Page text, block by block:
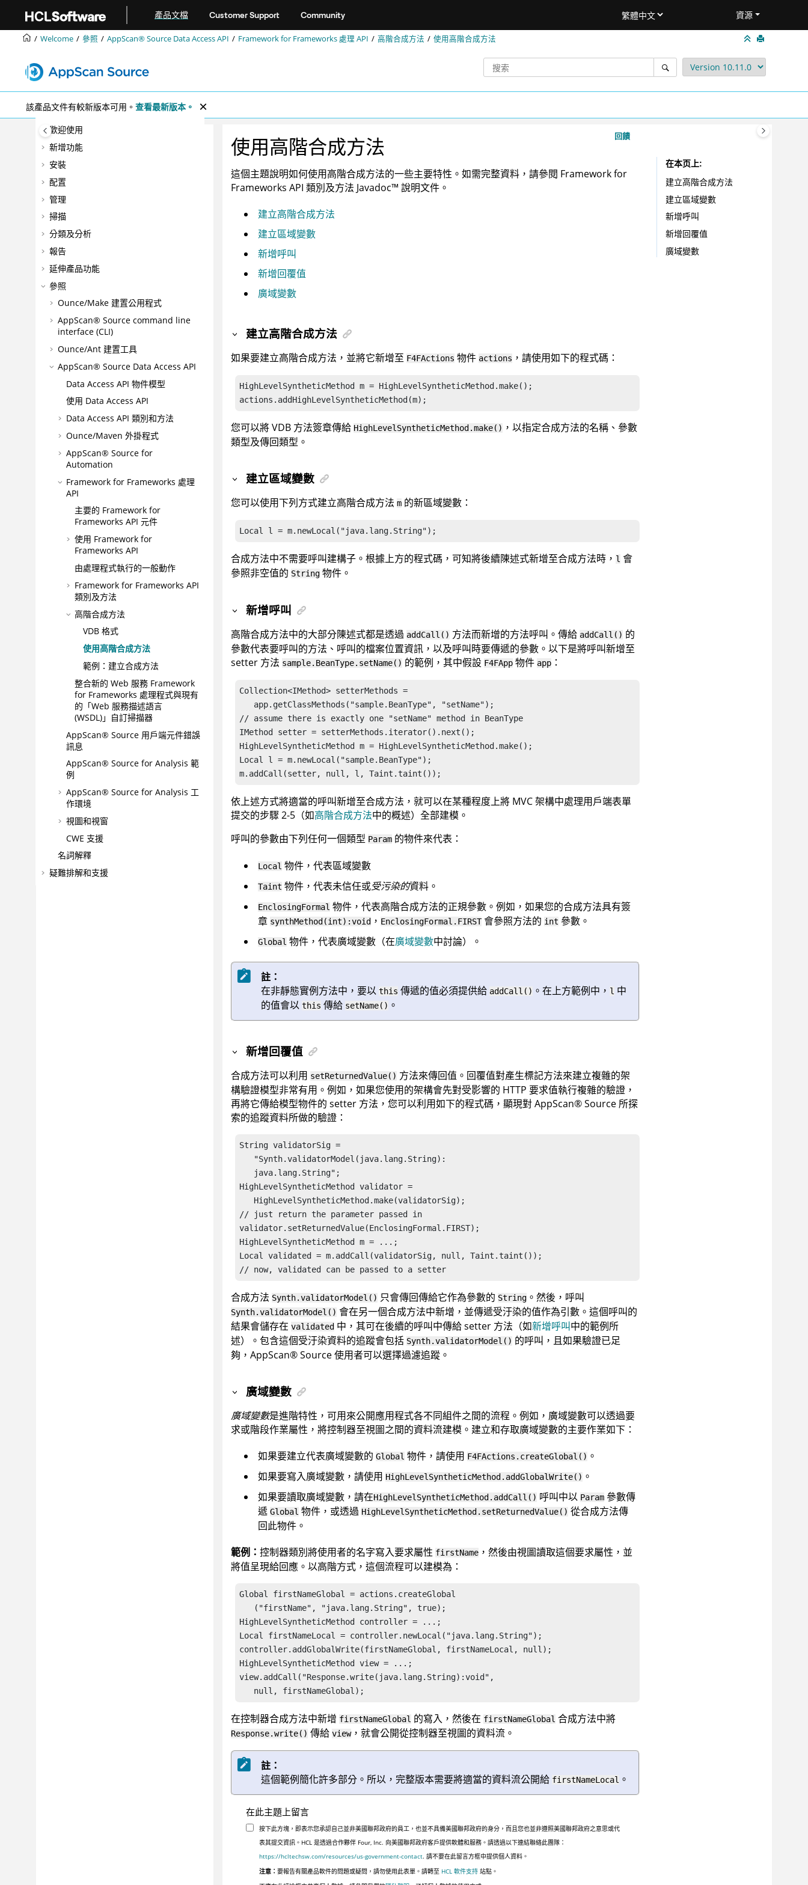
產品文檔 Customer Support Community 資源
Welcome 參照 AppScan® Source Data Access API Framework for Frameworks 處理 API 高階合成方法 使用高階合成方法
該產品文件有較新版本可用。 查看最新版本。
歡迎使用
新增功能
安裝
配置
管理
掃描
分類及分析
報告
延伸產品功能
參照
Ounce/Make 建置公用程式
AppScan® Source command line
interface (CLI)
Ounce/Ant 建置工具
AppScan® Source Data Access API
Data Access API 物件模型
使用 Data Access API
Data Access API 類別和方法
Ounce/Maven 外掛程式
AppScan® Source for
Automation
Framework for Frameworks 處理
API
主要的 Framework for
Frameworks API 元件
使用 Framework for
Frameworks API
由處理程式執行的一般動作
Framework for Frameworks API
類別及方法
高階合成方法
VDB 格式
使用高階合成方法
範例：建立合成方法
整合新的 Web 服務 Framework
for Frameworks 處理程式與現有
的「Web 服務描述語言
(WSDL)」自訂掃描器
AppScan® Source 用戶端元件錯誤
訊息
AppScan® Source for Analysis 範
例
AppScan® Source for Analysis 工
作環境
視圖和視窗
CWE 支援
名詞解釋
疑難排解和支援
回饋
使用高階合成方法
這個主題說明如何使用高階合成方法的一些主要特性。如需完整資料，請參閱 Framework for
Frameworks API 類別及方法 Javadoc™ 說明文件。
建立高階合成方法
建立區域變數
新增呼叫
新增回覆值
廣域變數
建立高階合成方法
如果要建立高階合成方法，並將它新增至 F4FActions 物件 actions ，請使用如下的程式碼：
HighLevelSyntheticMethod m = HighLevelSyntheticMethod.make();
actions.addHighLevelSyntheticMethod(m);
您可以將 VDB 方法簽章傳給 HighLevelSyntheticMethod.make() ，以指定合成方法的名稱、參數
類型及傳回類型。
建立區域變數
您可以使用下列方式建立高階合成方法 m的新區域變數：
Local l = m.newLocal("java.lang.String");
合成方法中不需要呼叫建構子。根據上方的程式碼，可知將後續陳述式新增至合成方法時， l會
參照非空值的 String物件。
新增呼叫
高階合成方法中的大部分陳述式都是透過 addCall() 方法而新增的方法呼叫。傳給 addCall() 的
參數代表要呼叫的方法、呼叫的檔案位置資訊，以及呼叫時要傳遞的參數。以下是將呼叫新增至
setter 方法 sample.BeanType.setName() 的範例，其中假設 F4FApp物件 app：
Collection<IMethod> setterMethods =
   app.getClassMethods("sample.BeanType", "setName");
// assume there is exactly one "setName" method in BeanType
IMethod setter = setterMethods.iterator().next();
HighLevelSyntheticMethod m = HighLevelSyntheticMethod.make();
Local l = m.newLocal("sample.BeanType");
m.addCall(setter, null, l, Taint.taint());
依上述方式將適當的呼叫新增至合成方法，就可以在某種程度上將 MVC 架構中處理用戶端表單
提交的步驟 2-5（如高階合成方法中的概述）全部建模。
呼叫的參數由下列任何一個類型 Param的物件來代表：
Local物件，代表區域變數
Taint物件，代表未信任或受污染的資料。
EnclosingFormal物件，代表高階合成方法的正規參數。例如，如果您的合成方法具有簽
章 synthMethod(int):void， EnclosingFormal.FIRST會參照方法的 int參數。
Global物件，代表廣域變數（在廣域變數中討論）。
註：
在非靜態實例方法中，要以 this 傳遞的值必須提供給 addCall() 。在上方範例中， l中
的值會以 this 傳給 setName() 。
新增回覆值
合成方法可以利用 setReturnedValue() 方法來傳回值。回覆值對產生標記方法來建立複雜的架
構驗證模型非常有用。例如，如果您使用的架構會先對受影響的 HTTP 要求值執行複雜的驗證，
再將它傳給模型物件的 setter 方法，您可以利用如下的程式碼，顯現對AppScan®Source所探
索的追蹤資料所做的驗證：
String validatorSig =
   "Synth.validatorModel(java.lang.String):
   java.lang.String";
HighLevelSyntheticMethod validator =
   HighLevelSyntheticMethod.make(validatorSig);
// just return the parameter passed in
validator.setReturnedValue(EnclosingFormal.FIRST);
HighLevelSyntheticMethod m = ...;
Local validated = m.addCall(validatorSig, null, Taint.taint());
// now, validated can be passed to a setter
合成方法 Synth.validatorModel() 只會傳回傳給它作為參數的 String。然後，呼叫
Synth.validatorModel() 會在另一個合成方法中新增，並傳遞受汙染的值作為引數。這個呼叫的
結果會儲存在 validated中，其可在後續的呼叫中傳給 setter 方法（如新增呼叫中的範例所
述）。包含這個受汙染資料的追蹤會包括 Synth.validatorModel() 的呼叫，且如果驗證已足
夠， AppScan®Source使用者可以選擇過濾追蹤。
廣域變數
廣域變數是進階特性，可用來公開應用程式各不同組件之間的流程。例如，廣域變數可以透過要
求或階段作業屬性，將控制器至視圖之間的資料流建模。建立和存取廣域變數的主要作業如下：
如果要建立代表廣域變數的 Global物件，請使用 F4FActions.createGlobal() 。
如果要寫入廣域變數，請使用 HighLevelSyntheticMethod.addGlobalWrite() 。
如果要讀取廣域變數，請在HighLevelSyntheticMethod.addCall() 呼叫中以 Param參數傳
遞 Global物件，或透過 HighLevelSyntheticMethod.setReturnedValue() 從合成方法傳
回此物件。
範例： 控制器類別將使用者的名字寫入要求屬性 firstName，然後由視圖讀取這個要求屬性，並
將值呈現給回應。以高階方式，這個流程可以建模為：
Global firstNameGlobal = actions.createGlobal
   ("firstName", "java.lang.String", true);
HighLevelSyntheticMethod controller = ...;
Local firstNameLocal = controller.newLocal("java.lang.String");
controller.addGlobalWrite(firstNameGlobal, firstNameLocal, null);
HighLevelSyntheticMethod view = ...;
view.addCall("Response.write(java.lang.String):void",
   null, firstNameGlobal);
在控制器合成方法中新增 firstNameGlobal的寫入，然後在 firstNameGlobal合成方法中將
Response.write() 傳給 view，就會公開從控制器至視圖的資料流。
註：
這個範例簡化許多部分。所以，完整版本需要將適當的資料流公開給 firstNameLocal。
在此主題上留言
按下此方塊，即表示您承認自己並非美國聯邦政府的員工，也並不具備美國聯邦政府的身分，而且您也並非遵照美國聯邦政府之意思或代
表其提交資訊。HCL 是透過合作夥伴 Four, Inc. 向美國聯邦政府客戶提供軟體和服務。請透過以下連結聯絡此團隊：
https://hcltechsw.com/resources/us-government-contact. 請不要在此留言方框中提供個人資料。
注意：要報告有關產品軟件的問題或疑問，請勿使用此表單。請轉至 HCL 軟件支持 站點。
在本页上
建立高階合成方法
建立區域變數
新增呼叫
新增回覆值
廣域變數